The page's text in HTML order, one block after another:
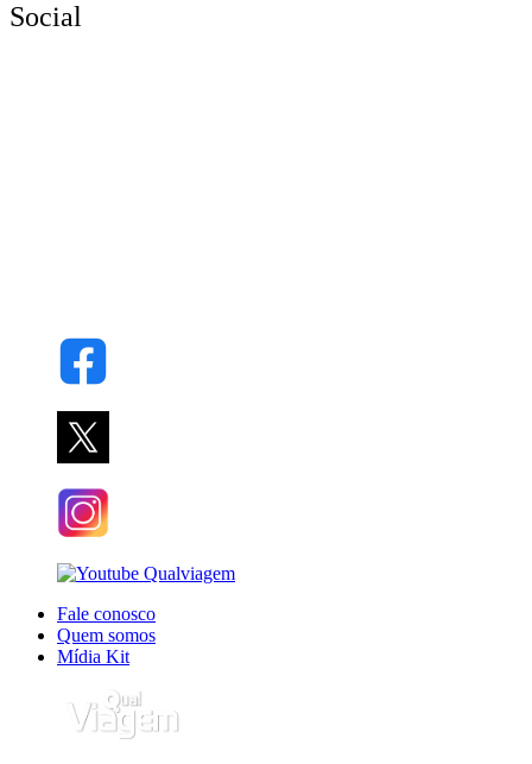
Social
Fale conosco
Quem somos
Mídia Kit